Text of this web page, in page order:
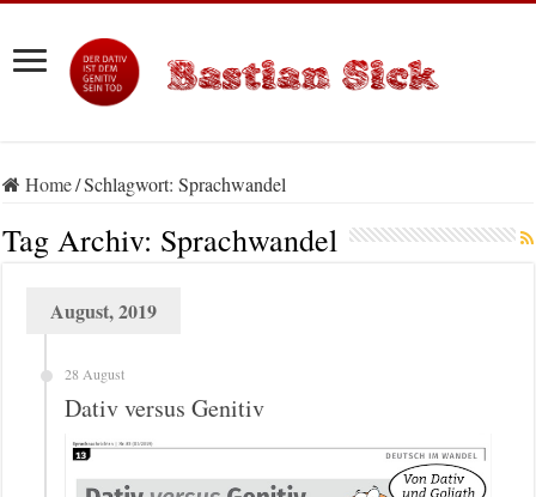
Home/Schlagwort:Sprachwandel
Tag Archiv: Sprachwandel
August, 2019
28 August
Dativ versus Genitiv